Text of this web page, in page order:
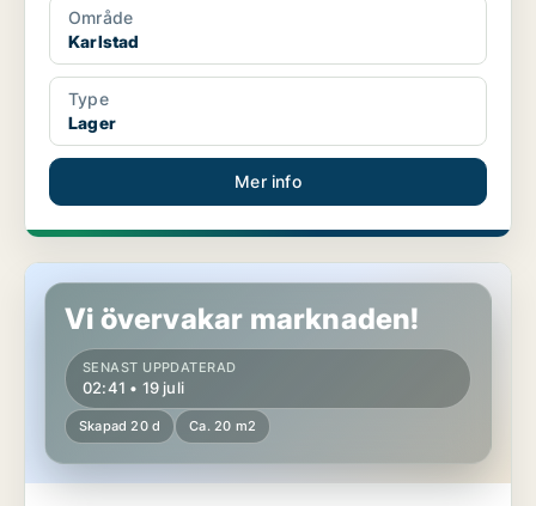
Område
Karlstad
Type
Lager
Mer info
Lager i Karlstad
Vi övervakar marknaden!
SENAST UPPDATERAD
02:41 • 19 juli
Skapad 20 d Ca. 20 m2